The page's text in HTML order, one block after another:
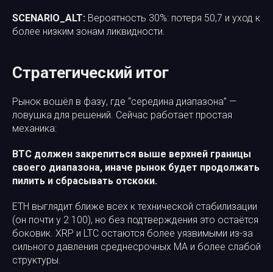
SCENARIO_ALT: Вероятность 30%: потеря 50,7 и уход к
более низким зонам ликвидности.
Стратегический итог
Рынок вошёл в фазу, где “середина диапазона” —
ловушка для решений. Сейчас работает простая
механика:
BTC должен закрепиться выше верхней границы
своего диапазона, иначе рынок будет продолжать
пилить и сбрасывать отскоки.
ETH выглядит ближе всех к технической стабилизации
(он почти у 2 100), но без подтверждения это остаётся
боковик. XRP и LTC остаются более уязвимыми из-за
сильного давления среднесрочных MA и более слабой
структуры.